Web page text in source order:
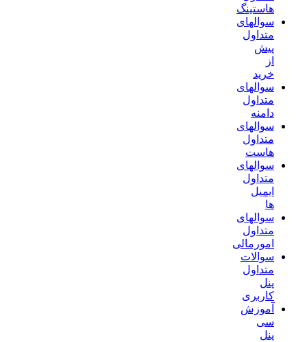
هاستینگ
سوالهای
متداول
پیش
از
خرید
سوالهای
متداول
دامنه
سوالهای
متداول
هاست
سوالهای
متداول
ایمیل
ها
سوالهای
متداول
امورمالی
سوالات
متداول
پنل
کاربری
آموزش
سی
پنل